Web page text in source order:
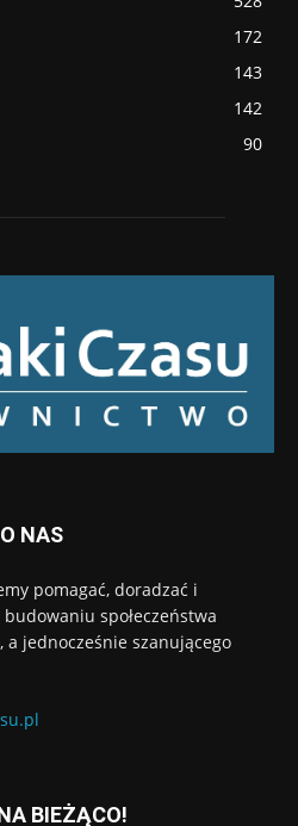
172
143
142
90
O NAS
pomagać, doradzać i
społeczeństwa
jednocześnie szanującego
BIEŻĄCO!